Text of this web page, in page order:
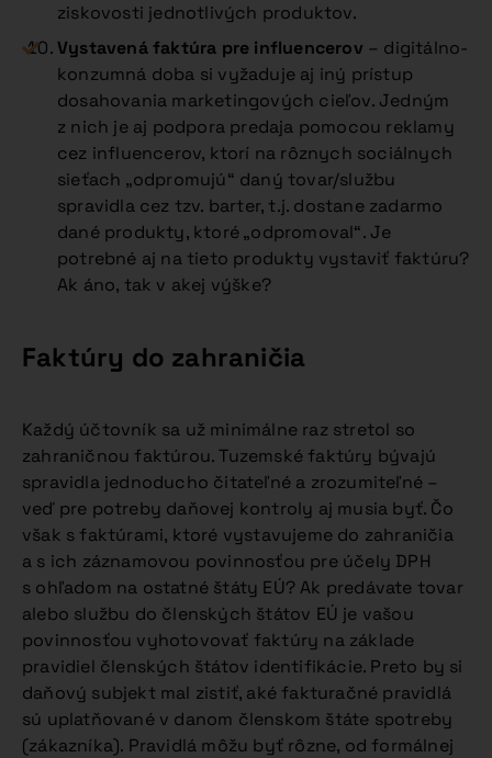
ziskovosti jednotlivých produktov.
Vystavená faktúra pre influencerov – digitálno-
konzumná doba si vyžaduje aj iný prístup
dosahovania marketingových cieľov. Jedným
z nich je aj podpora predaja pomocou reklamy
cez influencerov, ktorí na rôznych sociálnych
sieťach „odpromujú“ daný tovar/službu
spravidla cez tzv. barter, t.j. dostane zadarmo
dané produkty, ktoré „odpromoval“. Je
potrebné aj na tieto produkty vystaviť faktúru?
Ak áno, tak v akej výške?
Faktúry do zahraničia
Každý účtovník sa už minimálne raz stretol so
zahraničnou faktúrou. Tuzemské faktúry bývajú
spravidla jednoducho čitateľné a zrozumiteľné –
veď pre potreby daňovej kontroly aj musia byť. Čo
však s faktúrami, ktoré vystavujeme do zahraničia
a s ich záznamovou povinnosťou pre účely DPH
s ohľadom na ostatné štáty EÚ? Ak predávate tovar
alebo službu do členských štátov EÚ je vašou
povinnosťou vyhotovovať faktúry na základe
pravidiel členských štátov identifikácie. Preto by si
daňový subjekt mal zistiť, aké fakturačné pravidlá
sú uplatňované v danom členskom štáte spotreby
(zákazníka). Pravidlá môžu byť rôzne, od formálnej